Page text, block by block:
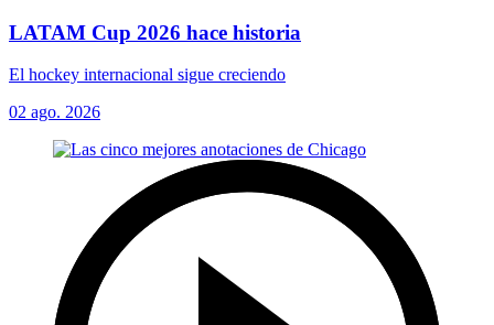
LATAM Cup 2026 hace historia
El hockey internacional sigue creciendo
02 ago. 2026